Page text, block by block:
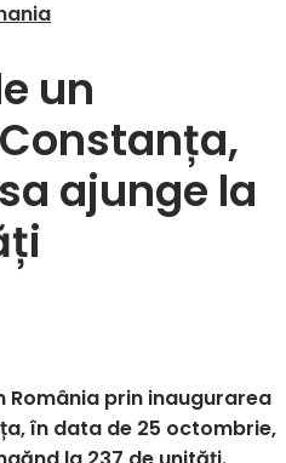
un
ajunge la
România prin inaugurarea
în data de 25 octombrie,